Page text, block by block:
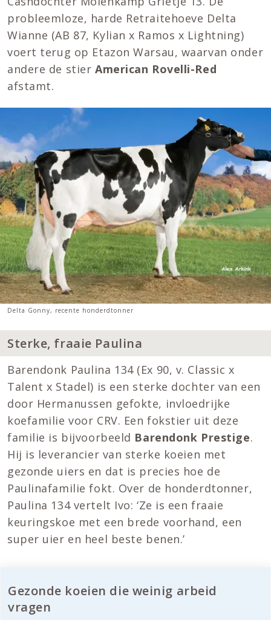
probleemloze, harde Retraitehoeve Delta
Wianne (AB 87, Kylian x Ramos x Lightning)
voert terug op Etazon Warsau, waarvan onder
andere de stier American Rovelli-Red
afstamt.
Delta Gonny, recente honderdtonner
Sterke, fraaie Paulina
Barendonk Paulina 134 (Ex 90, v. Classic x
Talent x Stadel) is een sterke dochter van een
door Hermanussen gefokte, invloedrijke
koefamilie voor CRV. Een fokstier uit deze
familie is bijvoorbeeld Barendonk Prestige.
Hij is leverancier van sterke koeien met
gezonde uiers en dat is precies hoe de
Paulinafamilie fokt. Over de honderdtonner,
Paulina 134 vertelt Ivo: ‘Ze is een fraaie
keuringskoe met een brede voorhand, een
super uier en heel beste benen.’
Gezonde koeien die weinig arbeid
vragen